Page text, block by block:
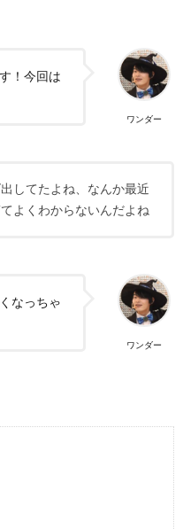
ワンダー
！今回は
してたよね、なんか最近
よくわからないんだよね
ワンダー
なっちゃ